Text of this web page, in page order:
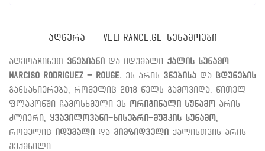
ᲐᲦᲬᲔᲠᲐ VELFRANCE.GE-ᲡᲣᲜᲐᲛᲝᲔᲑᲘ
აღმოაჩინეთ ვნებიანი და იდუმალი ქალის სუნამო
Narciso Rodriguez – Rouge. ეს არის ვნებისა და ცდუნების
განსახიერება, რომელიც 2018 წელს გამოვიდა. წითელ
ფლაკონში ჩამოსხმული ეს
ორიგინალი სუნამო
არის
ძლიერი, ყვავილოვანი-ხისებრი-მუშკის სუნამო
რომელიც
იდუმალი და მიმზიდველი
ქალისთვის არის
შექმნილი.